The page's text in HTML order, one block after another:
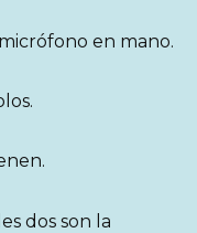
en mano.
dos son la